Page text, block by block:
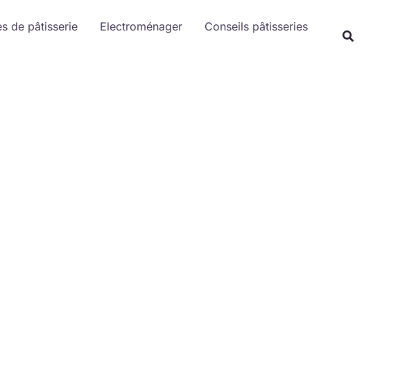
de pâtisserie Electroménager
Conseils pâtisseries